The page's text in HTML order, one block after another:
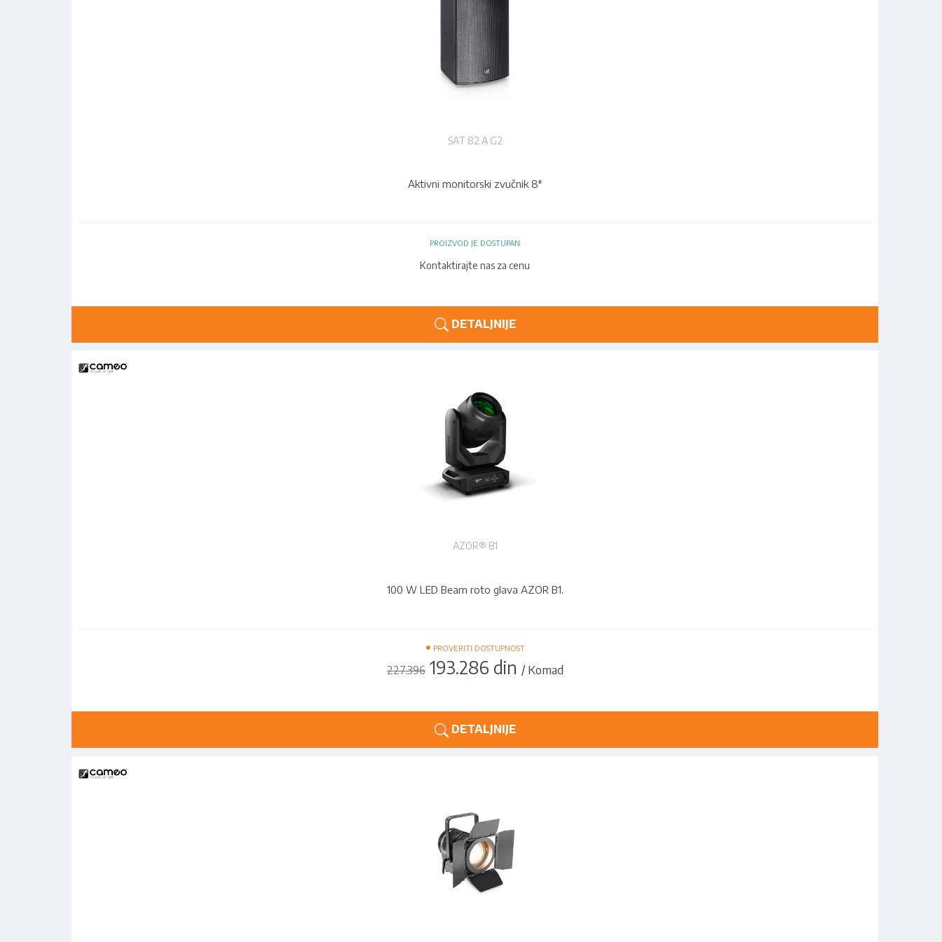
SAT 82 A G2
Aktivni monitorski zvučnik 8"
PROIZVOD JE DOSTUPAN
Kontaktirajte nas za cenu
DETALJNIJE
AZOR® B1
100 W LED Beam roto glava AZOR B1.
• PROVERITI DOSTUPNOST
227.396193.286 din / Komad
DETALJNIJE